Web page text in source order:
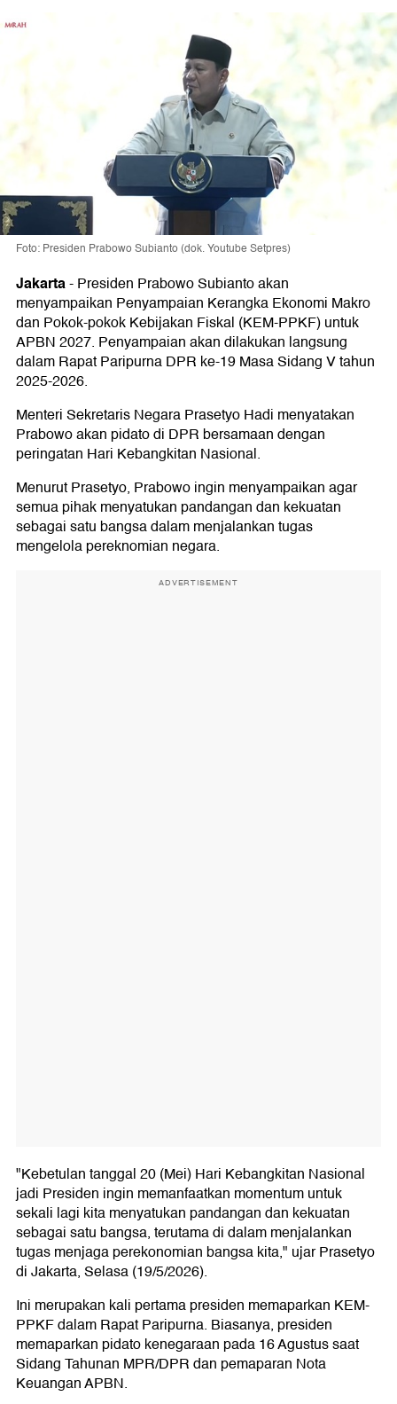
Foto: Presiden Prabowo Subianto (dok. Youtube Setpres)
Jakarta-Presiden Prabowo Subianto akan
menyampaikan Penyampaian Kerangka Ekonomi Makro
dan Pokok-pokok Kebijakan Fiskal (KEM-PPKF) untuk
APBN 2027. Penyampaian akan dilakukan langsung
dalam Rapat Paripurna DPR ke-19 Masa Sidang V tahun
2025-2026.
Menteri Sekretaris Negara Prasetyo Hadi menyatakan
Prabowo akan pidato di DPR bersamaan dengan
peringatan Hari Kebangkitan Nasional.
Menurut Prasetyo, Prabowo ingin menyampaikan agar
semua pihak menyatukan pandangan dan kekuatan
sebagai satu bangsa dalam menjalankan tugas
mengelola pereknomian negara.
ADVERTISEMENT
"Kebetulan tanggal 20 (Mei) Hari Kebangkitan Nasional
jadi Presiden ingin memanfaatkan momentum untuk
sekali lagi kita menyatukan pandangan dan kekuatan
sebagai satu bangsa, terutama di dalam menjalankan
tugas menjaga perekonomian bangsa kita," ujar Prasetyo
di Jakarta, Selasa (19/5/2026).
Ini merupakan kali pertama presiden memaparkan KEM-
PPKF dalam Rapat Paripurna. Biasanya, presiden
memaparkan pidato kenegaraan pada 16 Agustus saat
Sidang Tahunan MPR/DPR dan pemaparan Nota
Keuangan APBN.